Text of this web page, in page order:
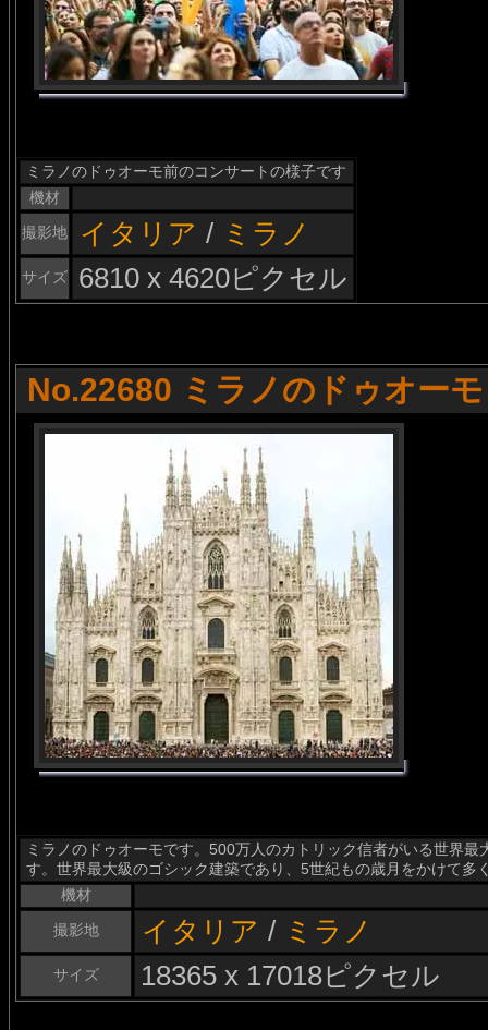
ミラノのドゥオーモ前のコンサートの様子です
機材
撮影地
イタリア / ミラノ
サイズ 6810 x 4620ピクセル
No.22680 ミラノのドゥオーモ
ミラノのドゥオーモです。500万人のカトリック信者がいる世界
す。世界最大級のゴシック建築であり、5世紀もの歳月をかけて多
機材
撮影地
イタリア / ミラノ
サイズ 18365 x 17018ピクセル